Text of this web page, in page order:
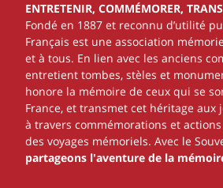
ENTRETENIR, COMMÉMORER,
Fondé en 1887 et reconnu d’utilité
Français est une association
et à tous. En lien avec les anciens
entretient tombes, stèles et
honore la mémoire de ceux qui se
France, et transmet cet héritage aux
à travers commémorations et
des voyages mémoriels. Avec le
partageons l'aventure de la